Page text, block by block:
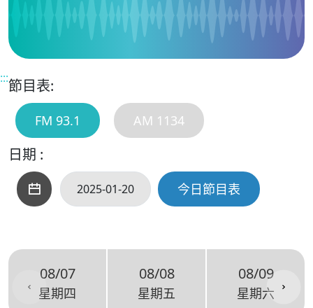
:::節目表:
FM 93.1 AM 1134
日期 :
今日節目表
08/07
星期四
08/08
星期五
08/09
星期六